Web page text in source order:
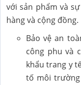
với sản phẩm và
hàng và cộng đồng.
Bảo vệ an
công phu và
khẩu trang y
tố môi